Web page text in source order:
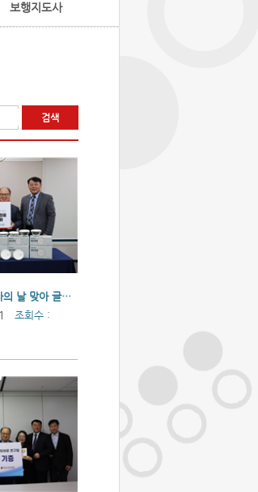
보행지도사
SGC솔루션 한글 점자의 날 맞아 글라스락 훈맹정음 햇밥용기 기부
조회수 :